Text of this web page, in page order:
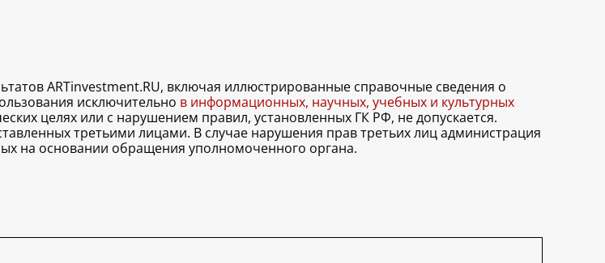
ARTinvestment.RU, включая иллюстрированные справочные сведения о
исключительно в информационных, научных, учебных и культурных
целях или с нарушением правил, установленных ГК РФ, не допускается.
третьими лицами. В случае нарушения прав третьих лиц администрация
на основании обращения уполномоченного органа.